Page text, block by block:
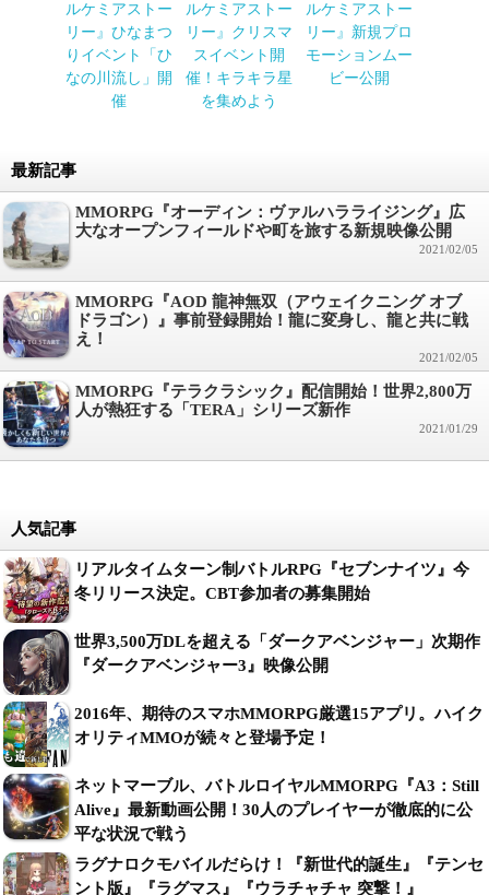
ルケミアストー
リー』ひなまつ
りイベント「ひ
なの川流し」開
催
ルケミアストー
リー』クリスマ
スイベント開
催！キラキラ星
を集めよう
ルケミアストー
リー』新規プロ
モーションムー
ビー公開
最新記事
MMORPG『オーディン：ヴァルハラライジング』広
大なオープンフィールドや町を旅する新規映像公開
2021/02/05
MMORPG『AOD 龍神無双（アウェイクニング オブ
ドラゴン）』事前登録開始！龍に変身し、龍と共に戦
え！
2021/02/05
MMORPG『テラクラシック』配信開始！世界2,800万
人が熱狂する「TERA」シリーズ新作
2021/01/29
人気記事
リアルタイムターン制バトルRPG『セブンナイツ』今
冬リリース決定。CBT参加者の募集開始
世界3,500万DLを超える「ダークアベンジャー」次期作
『ダークアベンジャー3』映像公開
2016年、期待のスマホMMORPG厳選15アプリ。ハイク
オリティMMOが続々と登場予定！
ネットマーブル、バトルロイヤルMMORPG『A3：Still
Alive』最新動画公開！30人のプレイヤーが徹底的に公
平な状況で戦う
ラグナロクモバイルだらけ！『新世代的誕生』『テンセ
ント版』『ラグマス』『ウラチャチャ 突撃！』